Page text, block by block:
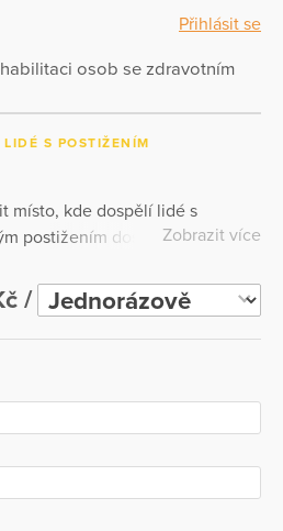
Přihlásit se
osob se zdravotním
LIDÉ S POSTIŽENÍM
místo, kde dospělí lidé s
postižením dostanou
k zapojení do pracovních
bydlení s podporou, ke
trávení volného času, k
kontaktu s vrstevníky a
učení a vzdělávání.
Zobrazit více
/